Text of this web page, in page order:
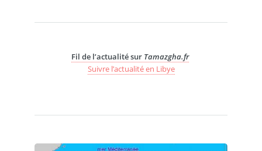
Fil de l’actualité sur Tamazgha.fr
Suivre l’actualité en Libye